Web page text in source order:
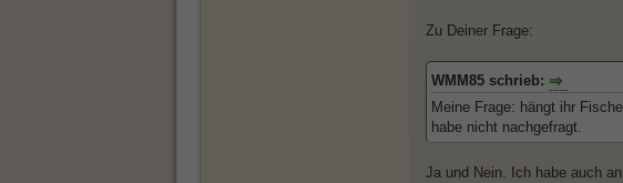
Zu Deiner Frage:
WMM85 schrieb:
Meine Frage: hängt ihr
habe nicht nachgefragt.
Ja und Nein. Ich habe auch